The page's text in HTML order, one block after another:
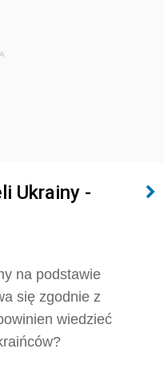
Ukrainy -
na podstawie
się zgodnie z
wiedzieć